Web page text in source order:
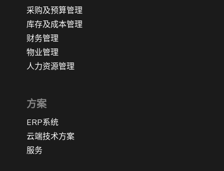
采购及预算管理
库存及成本管理
财务管理
物业管理
人力资源管理
方案
ERP系统
云端技术方案
服务